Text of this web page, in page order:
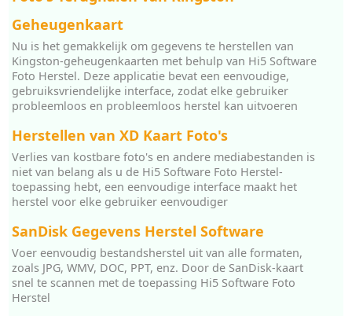
Geheugenkaart
Nu is het gemakkelijk om gegevens te herstellen van
Kingston-geheugenkaarten met behulp van Hi5 Software
Foto Herstel. Deze applicatie bevat een eenvoudige,
gebruiksvriendelijke interface, zodat elke gebruiker
probleemloos en probleemloos herstel kan uitvoeren
Herstellen van XD Kaart Foto's
Verlies van kostbare foto's en andere mediabestanden is
niet van belang als u de Hi5 Software Foto Herstel-
toepassing hebt, een eenvoudige interface maakt het
herstel voor elke gebruiker eenvoudiger
SanDisk Gegevens Herstel Software
Voer eenvoudig bestandsherstel uit van alle formaten,
zoals JPG, WMV, DOC, PPT, enz. Door de SanDisk-kaart
snel te scannen met de toepassing Hi5 Software Foto
Herstel